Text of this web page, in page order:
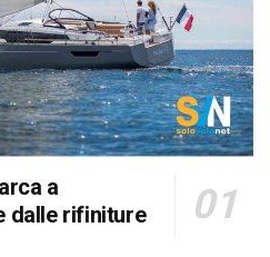
a
dalle rifiniture